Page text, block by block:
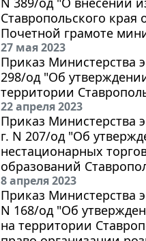
Ставропольского края
Почетной грамоте
27 мая 2023
Приказ Министерства
298/од "Об
территории
22 апреля 2023
Приказ Министерства
г. N 207/од "Об
нестационарных
образований
8 апреля 2023
Приказ Министерства
N 168/од "Об
на территории